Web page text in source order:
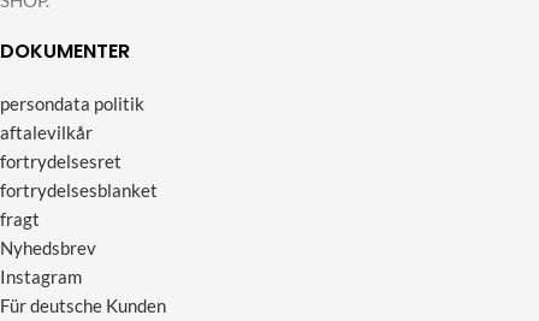
DOKUMENTER
persondata politik
aftalevilkår
fortrydelsesret
fortrydelsesblanket
fragt
Nyhedsbrev
Instagram
Für deutsche Kunden